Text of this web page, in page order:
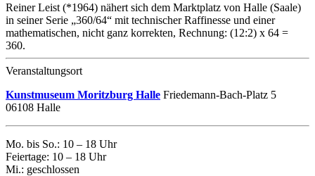
Reiner Leist (*1964) nähert sich dem Marktplatz von Halle (Saale)
in seiner Serie „360/64“ mit technischer Raffinesse und einer
mathematischen, nicht ganz korrekten, Rechnung: (12:2) x 64 =
360.
Veranstaltungsort
Kunstmuseum Moritzburg Halle Friedemann-Bach-Platz 5
06108 Halle
Mo. bis So.: 10 – 18 Uhr
Feiertage: 10 – 18 Uhr
Mi.: geschlossen